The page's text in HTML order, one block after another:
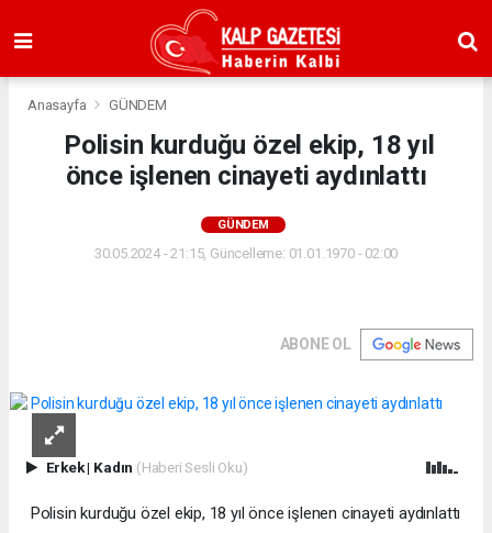
Anasayfa GÜNDEM
Polisin kurduğu özel ekip, 18 yıl
önce işlenen cinayeti aydınlattı
GÜNDEM
30.05.2024 - 21:15, Güncelleme: 01.01.1970 - 02:00
ABONE OL
Erkek| Kadın (Haberi Sesli Oku)
Polisin kurduğu özel ekip, 18 yıl önce işlenen cinayeti aydınlattı